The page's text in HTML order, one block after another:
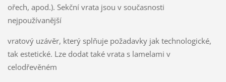
ořech, apod.). Sekční vrata jsou v současnosti
nejpoužívanější
vratový uzávěr, který splňuje požadavky jak technologické,
tak estetické. Lze dodat také vrata s lamelami v
celodřevěném